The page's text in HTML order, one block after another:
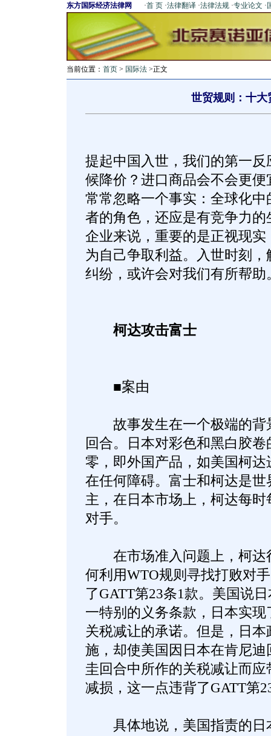
东方国际经济法律网 ·首 页 ·法律翻译 ·法律法规 ·专业论文 ·
当前位置： 首页 > 国际法 >正文
世贸规则：十大
提起中国入世，我们的第一
候降价？进口商品会不会更
常常忽略一个事实：全球化
者的角色，还应是有竞争力
企业来说，重要的是正视现
为自己争取利益。入世时刻
纠纷，或许会对我们有所帮助
柯达攻击富士
■案由
故事发生在一个极端的
回合。日本对彩色和黑白胶
零，即外国产品，如美国柯
在任何障碍。富士和柯达是
主，在日本市场上，柯达每
对手。
在市场准入问题上，柯达
何利用WTO规则寻找打败对
了GATT第23条1款。美国说
一特别的义务条款，日本实
关税减让的承诺。但是，日
施，却使美国因日本在肯尼
圭回合中所作的关税减让而
减损，这一点违背了GATT第
具体地说，美国指责的日